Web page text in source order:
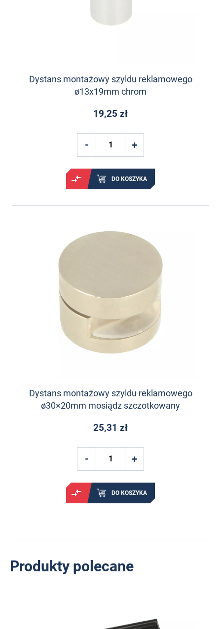
Dystans montażowy szyldu reklamowego
ø13x19mm chrom
19,25 zł
DO KOSZYKA
Dystans montażowy szyldu reklamowego
ø30×20mm mosiądz szczotkowany
25,31 zł
DO KOSZYKA
Produkty polecane